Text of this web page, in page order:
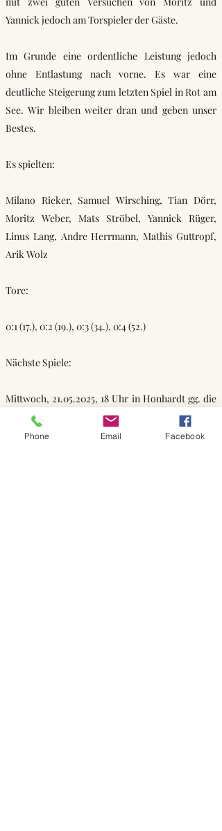
Yannick jedoch am Torspieler der Gäste.
Im Grunde eine ordentliche Leistung jedoch
ohne Entlastung nach vorne. Es war eine
deutliche Steigerung zum letzten Spiel in Rot am
See. Wir bleiben weiter dran und geben unser
Bestes.
Es spielten:
Milano Rieker, Samuel Wirsching, Tian Dörr,
Moritz Weber, Mats Ströbel, Yannick Rüger,
Linus Lang, Andre Herrmann, Mathis Guttropf,
Arik Wolz
Tore:
0:1 (17.), 0:2 (19.), 0:3 (34.), 0:4 (52.)
Nächste Spiele:
Mittwoch,21.05.2025, 18 Uhr in Honhardt gg. die
SGM Honhardt/Gründelhardt
Phone Email Facebook